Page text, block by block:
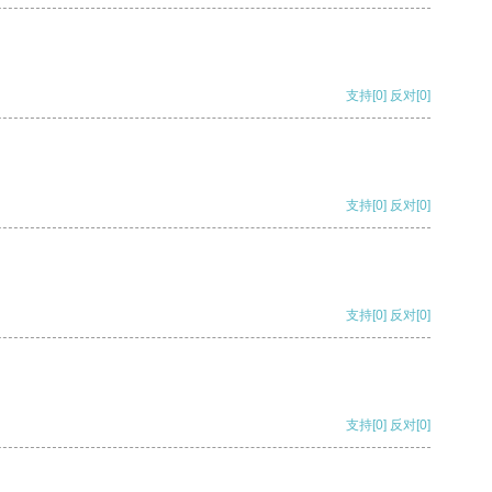
支持[0] 反对[0]
支持[0] 反对[0]
支持[0] 反对[0]
支持[0] 反对[0]